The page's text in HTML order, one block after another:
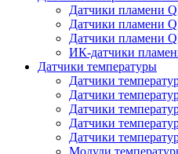
Датчики пламени
Датчики пламени
Датчики пламени
ИК-датчики
Датчики температуры
Датчики
Датчики
Датчики
Датчики
Датчики
Модули